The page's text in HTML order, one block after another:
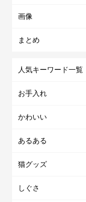
ねこのきもち投稿写真ギャ
避難勧告が出たけ
画像
まとめ
人気キーワード一覧
お手入れ
かわいい
あるある
猫グッズ
しぐさ